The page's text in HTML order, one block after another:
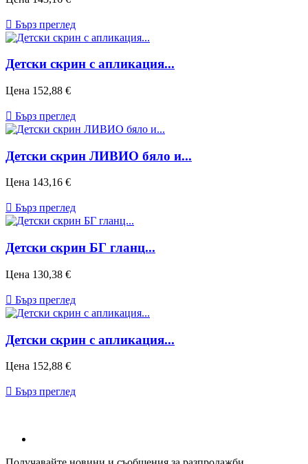
 Бърз преглед
Детски скрин с апликация...
Цена 152,88 €
 Бърз преглед
Детски скрин ЛИВИО бяло и...
Цена 143,16 €
 Бърз преглед
Детски скрин БГ гланц...
Цена 130,38 €
 Бърз преглед
Детски скрин с апликация...
Цена 152,88 €
 Бърз преглед